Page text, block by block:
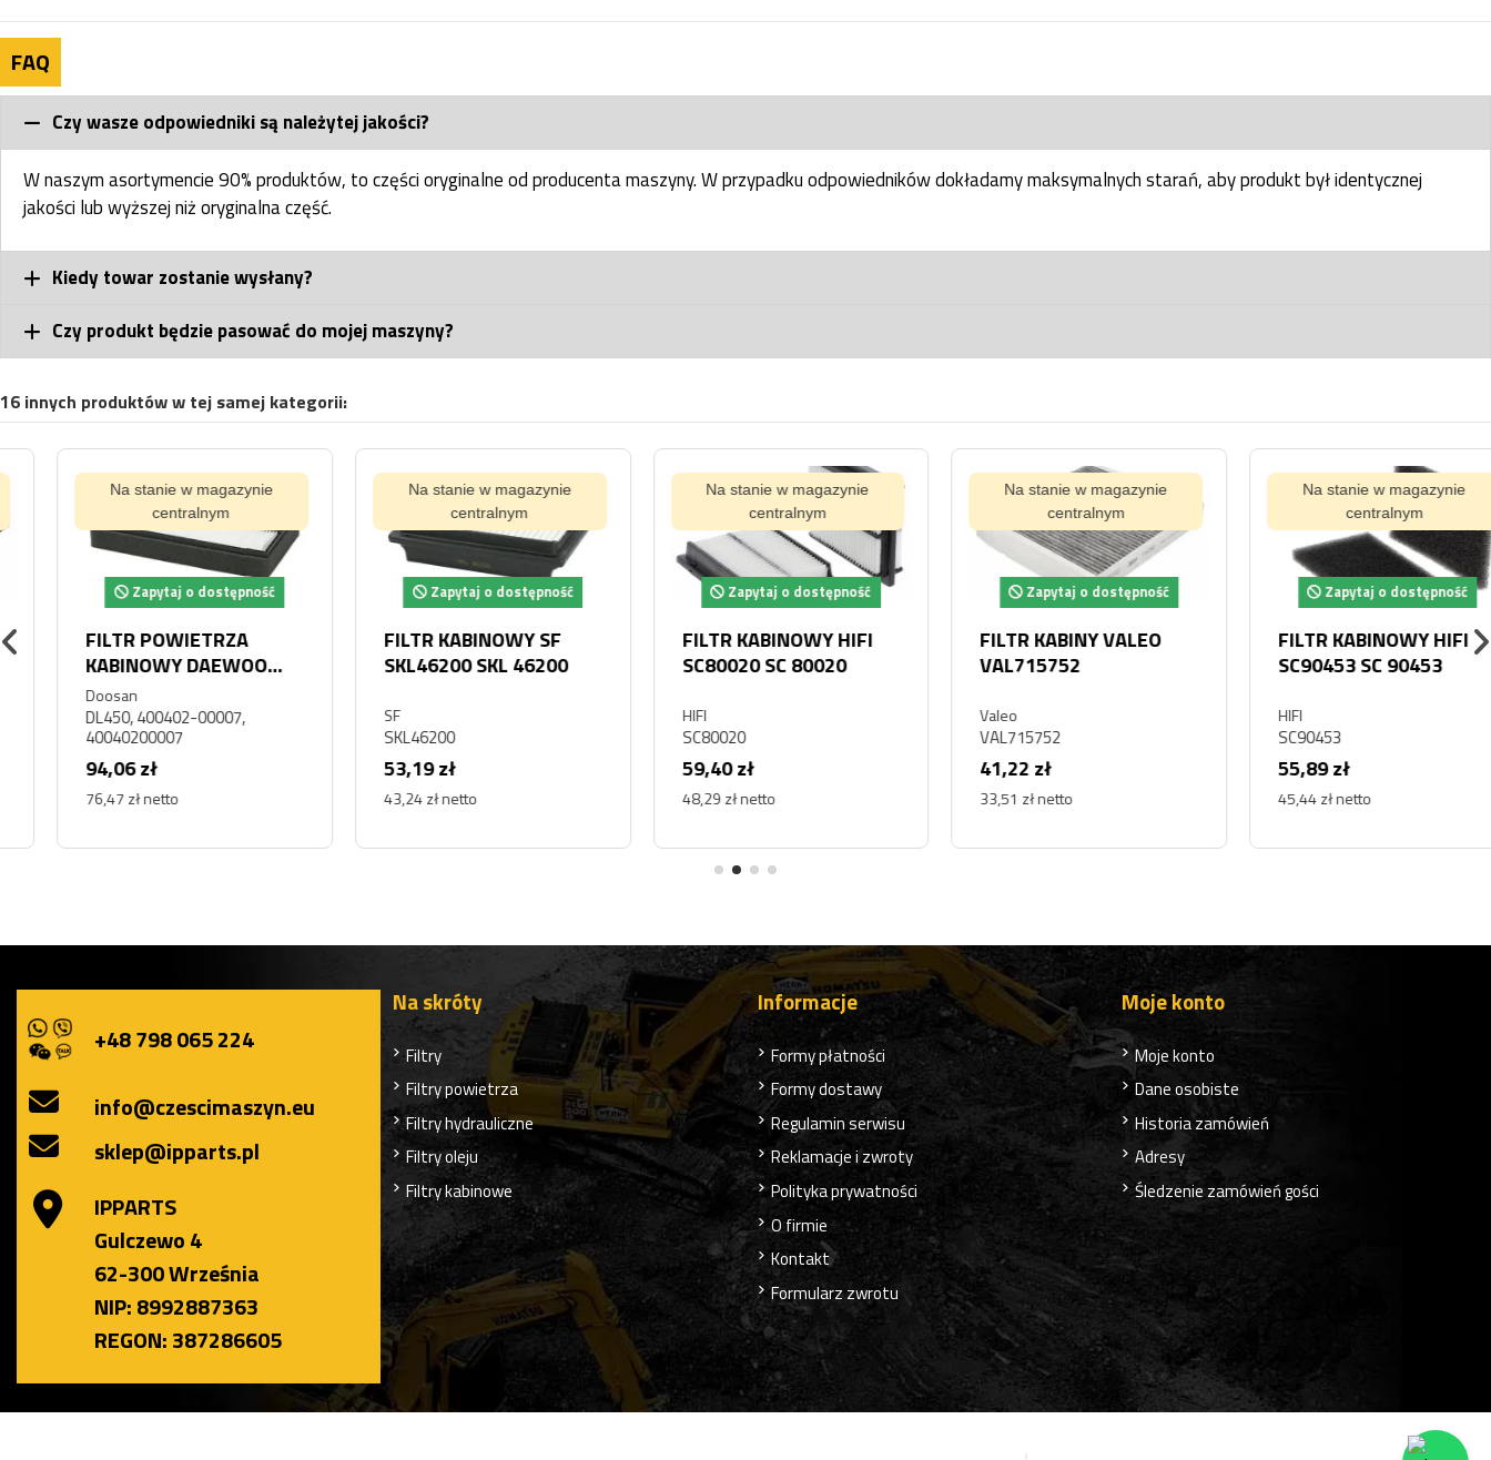
FAQ
Czy wasze odpowiedniki są należytej jakości?
W naszym asortymencie 90% produktów, to części oryginalne od producenta maszyny. W przypadku odpowiedników dokładamy maksymalnych starań, aby produkt był identycznej
jakości lub wyższej niż oryginalna część.
Kiedy towar zostanie wysłany?
Czy produkt będzie pasować do mojej maszyny?
16 innych produktów w tej samej kategorii:
Na stanie w magazynie
centralnym
Zapytaj o dostępność
FILTR POWIETRZA
KABINOWY DAEWOO
DOOSAN DL450
Doosan
DL450, 400402-00007,
40040200007
94,06 zł
76,47 zł netto
Na stanie w magazynie
centralnym
Zapytaj o dostępność
FILTR KABINOWY SF
SKL46200 SKL 46200
SKL46200
53,19 zł
43,24 zł netto
Na stanie w magazynie
centralnym
Zapytaj o dostępność
FILTR KABINOWY HIFI
SC80020 SC 80020
SC80020
59,40 zł
48,29 zł netto
Na stanie w magazynie
centralnym
Zapytaj o dostępność
FILTR KABINY VALEO
VAL715752
VAL715752
41,22 zł
33,51 zł netto
Na stanie w magazynie
centralnym
Zapytaj o dostępność
FILTR KABINOWY HIFI
SC90453 SC 90453
SC90453
55,89 zł
45,44 zł netto
+48 798 065 224
info@czescimaszyn.eu
sklep@ipparts.pl
IPPARTS
Gulczewo 4
62-300 Września
NIP: 8992887363
REGON: 387286605
Na skróty
Filtry
Filtry powietrza
Filtry hydrauliczne
Filtry oleju
Filtry kabinowe
Informacje
Formy płatności
Formy dostawy
Regulamin serwisu
Reklamacje i zwroty
Polityka prywatności
O firmie
Kontakt
Formularz zwrotu
Moje konto
Moje konto
Dane osobiste
Historia zamówień
Adresy
Śledzenie zamówień gości